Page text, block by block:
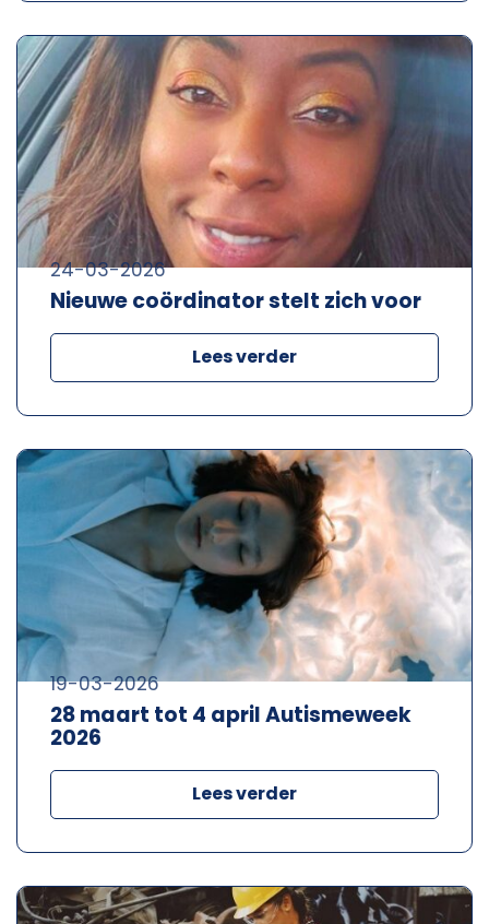
Nieuwe coördinator stelt zich voor
24-03-2026
Lees verder
28 maart tot 4 april Autismeweek
2026
19-03-2026
Lees verder